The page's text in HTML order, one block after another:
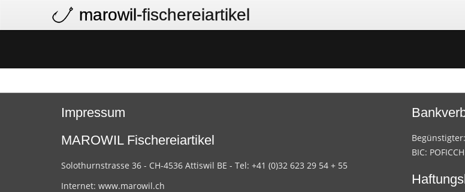
marowil-fischereiartikel
Impressum
MAROWIL Fischereiartikel
Solothurnstrasse 36 - CH-4536 Attiswil BE - Tel: +41 (0)32 623 29 54 + 55
Internet: www.marowil.ch
BIC: